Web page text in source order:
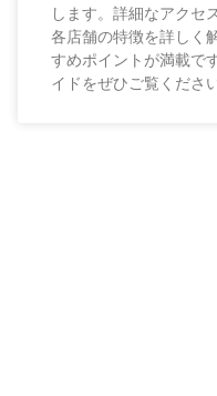
します。詳細なアクセ
各店舗の特徴を詳しく
すめポイントが満載で
イドをぜひご覧ください